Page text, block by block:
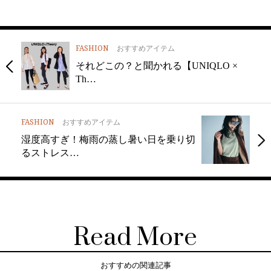
FASHION おすすめアイテム
それどこの？と聞かれる【UNIQLO ×
Th…
FASHION おすすめアイテム
湿度高すぎ！梅雨の蒸し暑い日を乗り切
るストレス…
Read More
おすすめの関連記事